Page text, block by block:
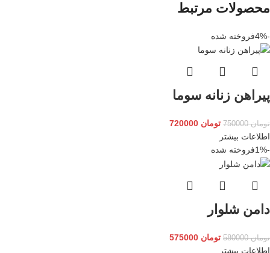
محصولات مرتبط
-4% فروخته شده
پیراهن زنانه سوما
تومان750000 تومان
اطلاعات بیشتر
-1%
فروخته شده
دامن شلوار
تومان580000 تومان
اطلاعات بیشتر